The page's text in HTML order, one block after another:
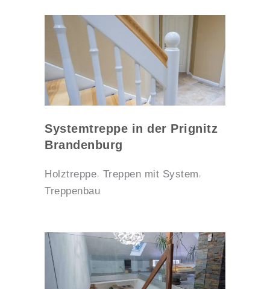
Systemtreppe in der Prignitz
Brandenburg
Holztreppe Treppen mit System
Treppenbau